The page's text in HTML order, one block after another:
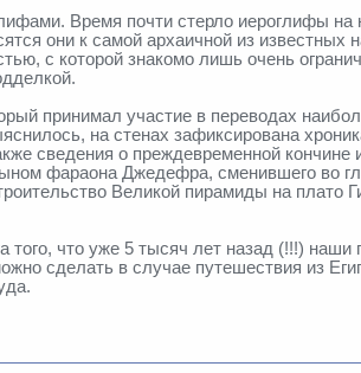
Время почти стерло иероглифы
они к самой архаичной из
с которой знакомо лишь очень
принимал участие в переводах
на стенах зафиксирована
сведения о преждевременной кончине
фараона Джедефра, сменившего во
Великой пирамиды на плато
что уже 5 тысяч лет назад (!!!)
сделать в случае путешествия из